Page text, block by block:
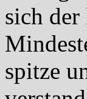
sich der
spitze